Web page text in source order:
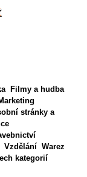
Filmy a hudba
stránky a
Vzdělání Warez
kategorií